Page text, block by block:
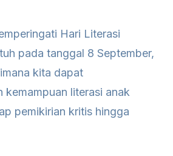
Hari Literasi
pada tanggal 8 September,
kita dapat
kemampuan literasi anak
pemikirian kritis hingga